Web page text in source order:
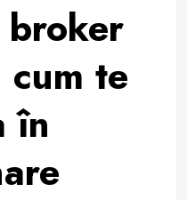
broker
te
în